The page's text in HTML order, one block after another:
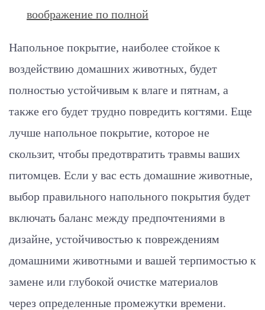
воображение по полной
Напольное покрытие, наиболее стойкое к
воздействию домашних животных, будет
полностью устойчивым к влаге и пятнам, а
также его будет трудно повредить когтями. Еще
лучше напольное покрытие, которое не
скользит, чтобы предотвратить травмы ваших
питомцев. Если у вас есть домашние животные,
выбор правильного напольного покрытия будет
включать баланс между предпочтениями в
дизайне, устойчивостью к повреждениям
домашними животными и вашей терпимостью к
замене или глубокой очистке материалов
через определенные промежутки времени.